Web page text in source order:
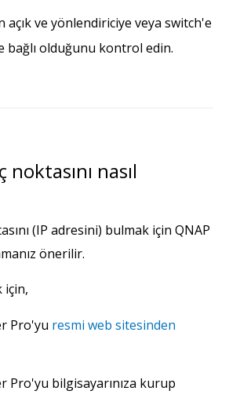
açık ve yönlendiriciye veya switch'e
bağlı olduğunu kontrol edin.
noktasını nasıl
(IP adresini) bulmak için QNAP
önerilir.
için,
Pro'yu resmi web sitesinden
Pro'yu bilgisayarınıza kurup